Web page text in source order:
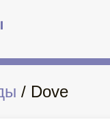
/ Dove